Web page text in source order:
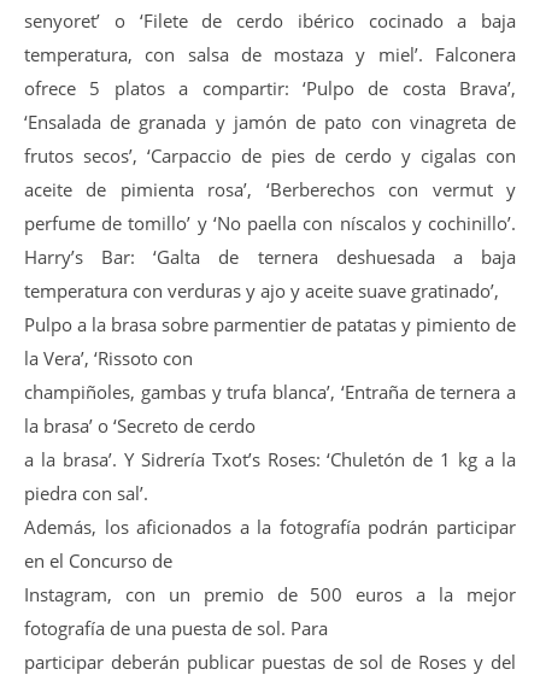
senyoret’ o ‘Filete de cerdo ibérico cocinado a baja
temperatura, con salsa de mostaza y miel’. Falconera
ofrece 5 platos a compartir: ‘Pulpo de costa Brava’,
‘Ensalada de granada y jamón de pato con vinagreta de
frutos secos’, ‘Carpaccio de pies de cerdo y cigalas con
aceite de pimienta rosa’, ‘Berberechos con vermut y
perfume de tomillo’ y ‘No paella con níscalos y cochinillo’.
Harry’s Bar: ‘Galta de ternera deshuesada a baja
temperatura con verduras y ajo y aceite suave gratinado’,
Pulpo a la brasa sobre parmentier de patatas y pimiento de
la Vera’, ‘Rissoto con
champiñoles, gambas y trufa blanca’, ‘Entraña de ternera a
la brasa’ o ‘Secreto de cerdo
a la brasa’. Y Sidrería Txot’s Roses: ‘Chuletón de 1 kg a la
piedra con sal’.
Además, los aficionados a la fotografía podrán participar
en el Concurso de
Instagram, con un premio de 500 euros a la mejor
fotografía de una puesta de sol. Para
participar deberán publicar puestas de sol de Roses y del